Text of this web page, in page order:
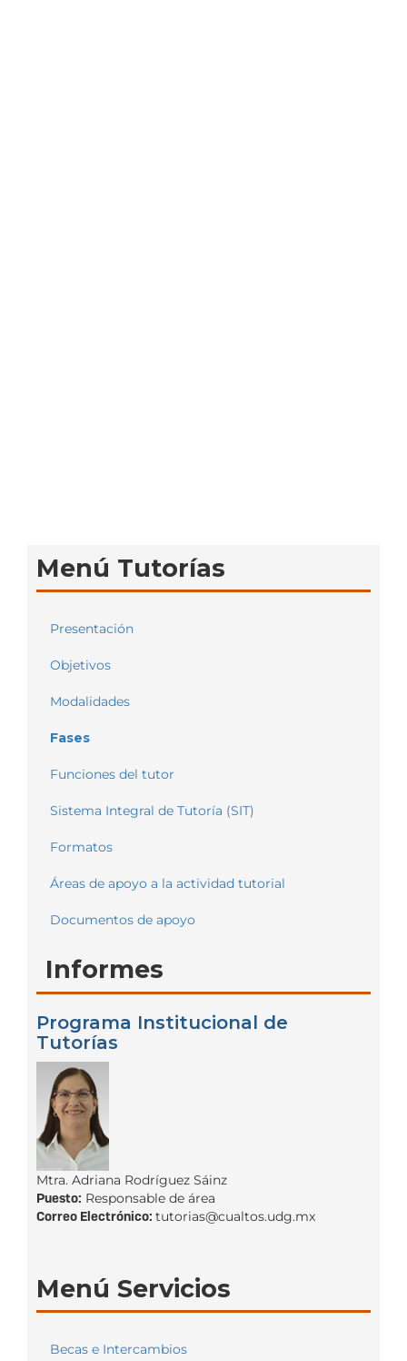
Menú Tutorías
Presentación
Objetivos
Modalidades
Fases
Funciones del tutor
Sistema Integral de Tutoría (SIT)
Formatos
Áreas de apoyo a la actividad tutorial
Documentos de apoyo
Informes
Programa Institucional de
Tutorías
Mtra. Adriana Rodríguez Sáinz
Puesto: Responsable de área
Correo Electrónico: tutorias@cualtos.udg.mx
Menú Servicios
Becas e Intercambios